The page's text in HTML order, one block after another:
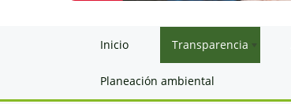
Inicio Transparencia
Planeación ambiental